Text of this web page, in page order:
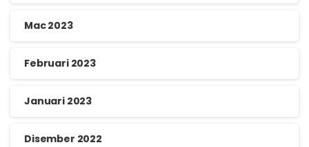
Mac 2023
Februari 2023
Januari 2023
Disember 2022